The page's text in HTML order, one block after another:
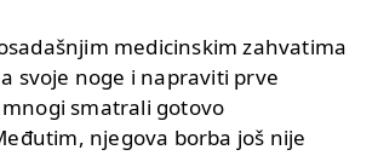
medicinskim zahvatima
svoje noge i napraviti prve
smatrali gotovo
njegova borba još nije